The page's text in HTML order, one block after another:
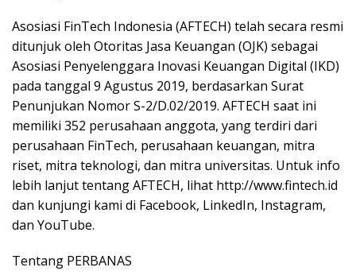
Asosiasi FinTech Indonesia (AFTECH) telah secara resmi
ditunjuk oleh Otoritas Jasa Keuangan (OJK) sebagai
Asosiasi Penyelenggara Inovasi Keuangan Digital (IKD)
pada tanggal 9 Agustus 2019, berdasarkan Surat
Penunjukan Nomor S-2/D.02/2019. AFTECH saat ini
memiliki 352 perusahaan anggota, yang terdiri dari
perusahaan FinTech, perusahaan keuangan, mitra
riset, mitra teknologi, dan mitra universitas. Untuk info
lebih lanjut tentang AFTECH, lihat http://www.fintech.id
dan kunjungi kami di Facebook, LinkedIn, Instagram,
dan YouTube.
Tentang PERBANAS